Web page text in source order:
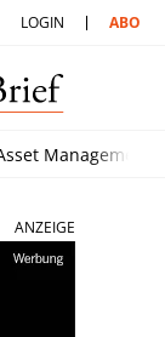
LOGIN ABO
Management
ANZEIGE